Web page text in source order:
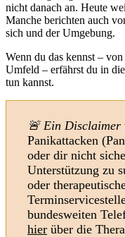
nicht danach an. Heute
Manche berichten auch
sich und der Umgebung.
Wenn du das kennst –
Umfeld – erfährst du in
tun kannst.
🚨 Ein Disclaimer
Panikattacken
oder dir nicht
Unterstützung zu
oder
bundesweiten
hier über die